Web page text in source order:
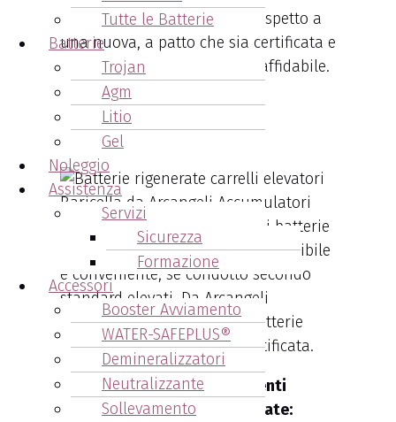
Tutte le Batterie
Batterie
Trojan
Agm
Litio
Gel
Noleggio
Assistenza
Servizi
Sicurezza
Formazione
Accessori
Booster Avviamento
WATER-SAFEPLUS®
Demineralizzatori
Neutralizzante
Sollevamento
prestazioni fino al 70-90%
rispetto a
una nuova, a patto che sia certificata e
proveniente da un fornitore affidabile.
Perché scegliere batterie
rigenerate Baricella
Il processo di rigenerazione di batterie
industriali è un’alternativa sostenibile
e conveniente, se condotto secondo
standard elevati. Da Arcangeli
Accumulatori rigeneriamo batterie
seguendo una procedura certificata.
Ecco perché molti nostri clienti
scelgono le batterie rigenerate: